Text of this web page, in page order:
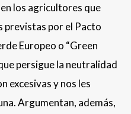
los agricultores que
previstas por el Pacto
Europeo o “Green
persigue la neutralidad
excesivas y nos les
Argumentan, además,